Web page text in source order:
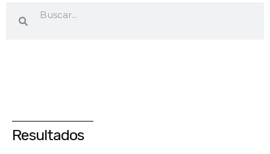
Resultados